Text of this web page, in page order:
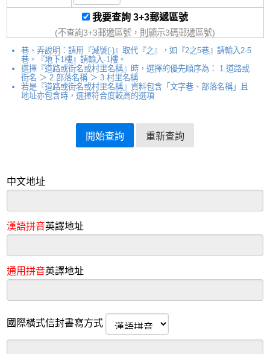
我要查詢 3+3郵遞區號
(不查詢3+3郵遞區號，則顯示3碼郵遞區號)
巷、弄說明：請用『減號(-)』取代『之』，如『2之5巷』請輸入2-5
巷。『地下1樓』請輸入-1樓。
選擇『道路或街名或村里名稱』時，選擇的優先順序為： 1.道路或
街名 ＞ 2.部落名稱 ＞ 3.村里名稱
若是『道路或街名或村里名稱』資料包含「文字巷、部落名稱」且
地址亦包含時，選擇符合度較高的選項
中文地址
漢語拼音英譯地址
通用拼音英譯地址
國際橫式信封書寫方式